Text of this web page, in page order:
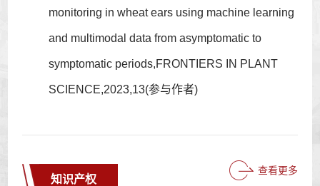
monitoring in wheat ears using machine learning
and multimodal data from asymptomatic to
symptomatic periods,FRONTIERS IN PLANT
SCIENCE,2023,13(参与作者)
知识产权
查看更多